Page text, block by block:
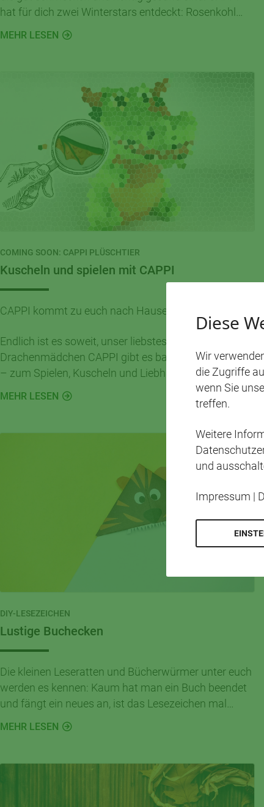
hat für dich zwei Winterstars entdeckt: Rosenkohl
MEHR LESEN
COMING SOON: CAPPI PLÜSCHTIER
Kuscheln und spielen mit CAPPI
CAPPI kommt zu euch nach Hause!
Endlich ist es soweit, unser liebstes
Drachenmädchen CAPPI gibt es bald als Kuscheltier
– zum Spielen, Kuscheln und Liebhaben! Wann und
wo ihr CAPPI bekommt? Das erzählt sie euch hier!
MEHR LESEN
DIY-LESEZEICHEN
Lustige Buchecken
Die kleinen Leseratten und Bücherwürmer unter euch
werden es kennen: Kaum hat man ein Buch beendet
und fängt ein neues an, ist das Lesezeichen mal
wieder irgendwohin verschwunden. Bevor ihr jetzt
Eselsohren in die Seiten faltet: Wusstet ihr, dass ihr
Hier erfahrt ihr, wie!
MEHR LESEN
Diese
Wir
die Zugriffe
wenn Sie
treffen.
Weitere
und
Impressum |